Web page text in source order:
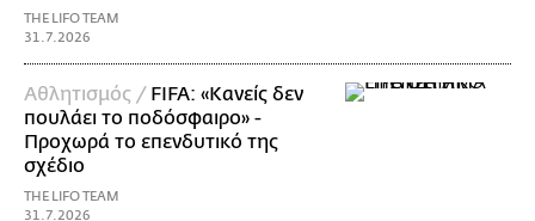
THE LIFO TEAM
31.7.2026
Αθλητισμός / FIFA: «Κανείς δεν
πουλάει το ποδόσφαιρο» -
Προχωρά το επενδυτικό της
σχέδιο
THE LIFO TEAM
31.7.2026